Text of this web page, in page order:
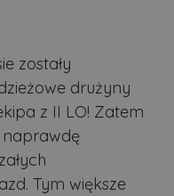
zostały
drużyny
z II LO! Zatem
naprawdę
Tym większe